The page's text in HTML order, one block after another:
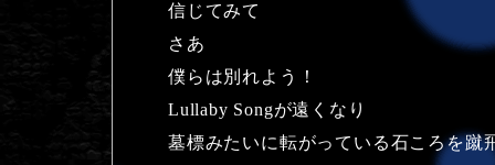
信じてみて
さあ
僕らは別れよう！
Lullaby Songが遠くなり
墓標みたいに転がっている石ころを蹴